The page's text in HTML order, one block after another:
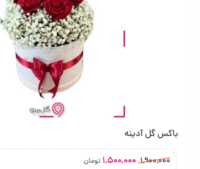
باکس گل آدینه
1,900,000
1,500,000 تومان